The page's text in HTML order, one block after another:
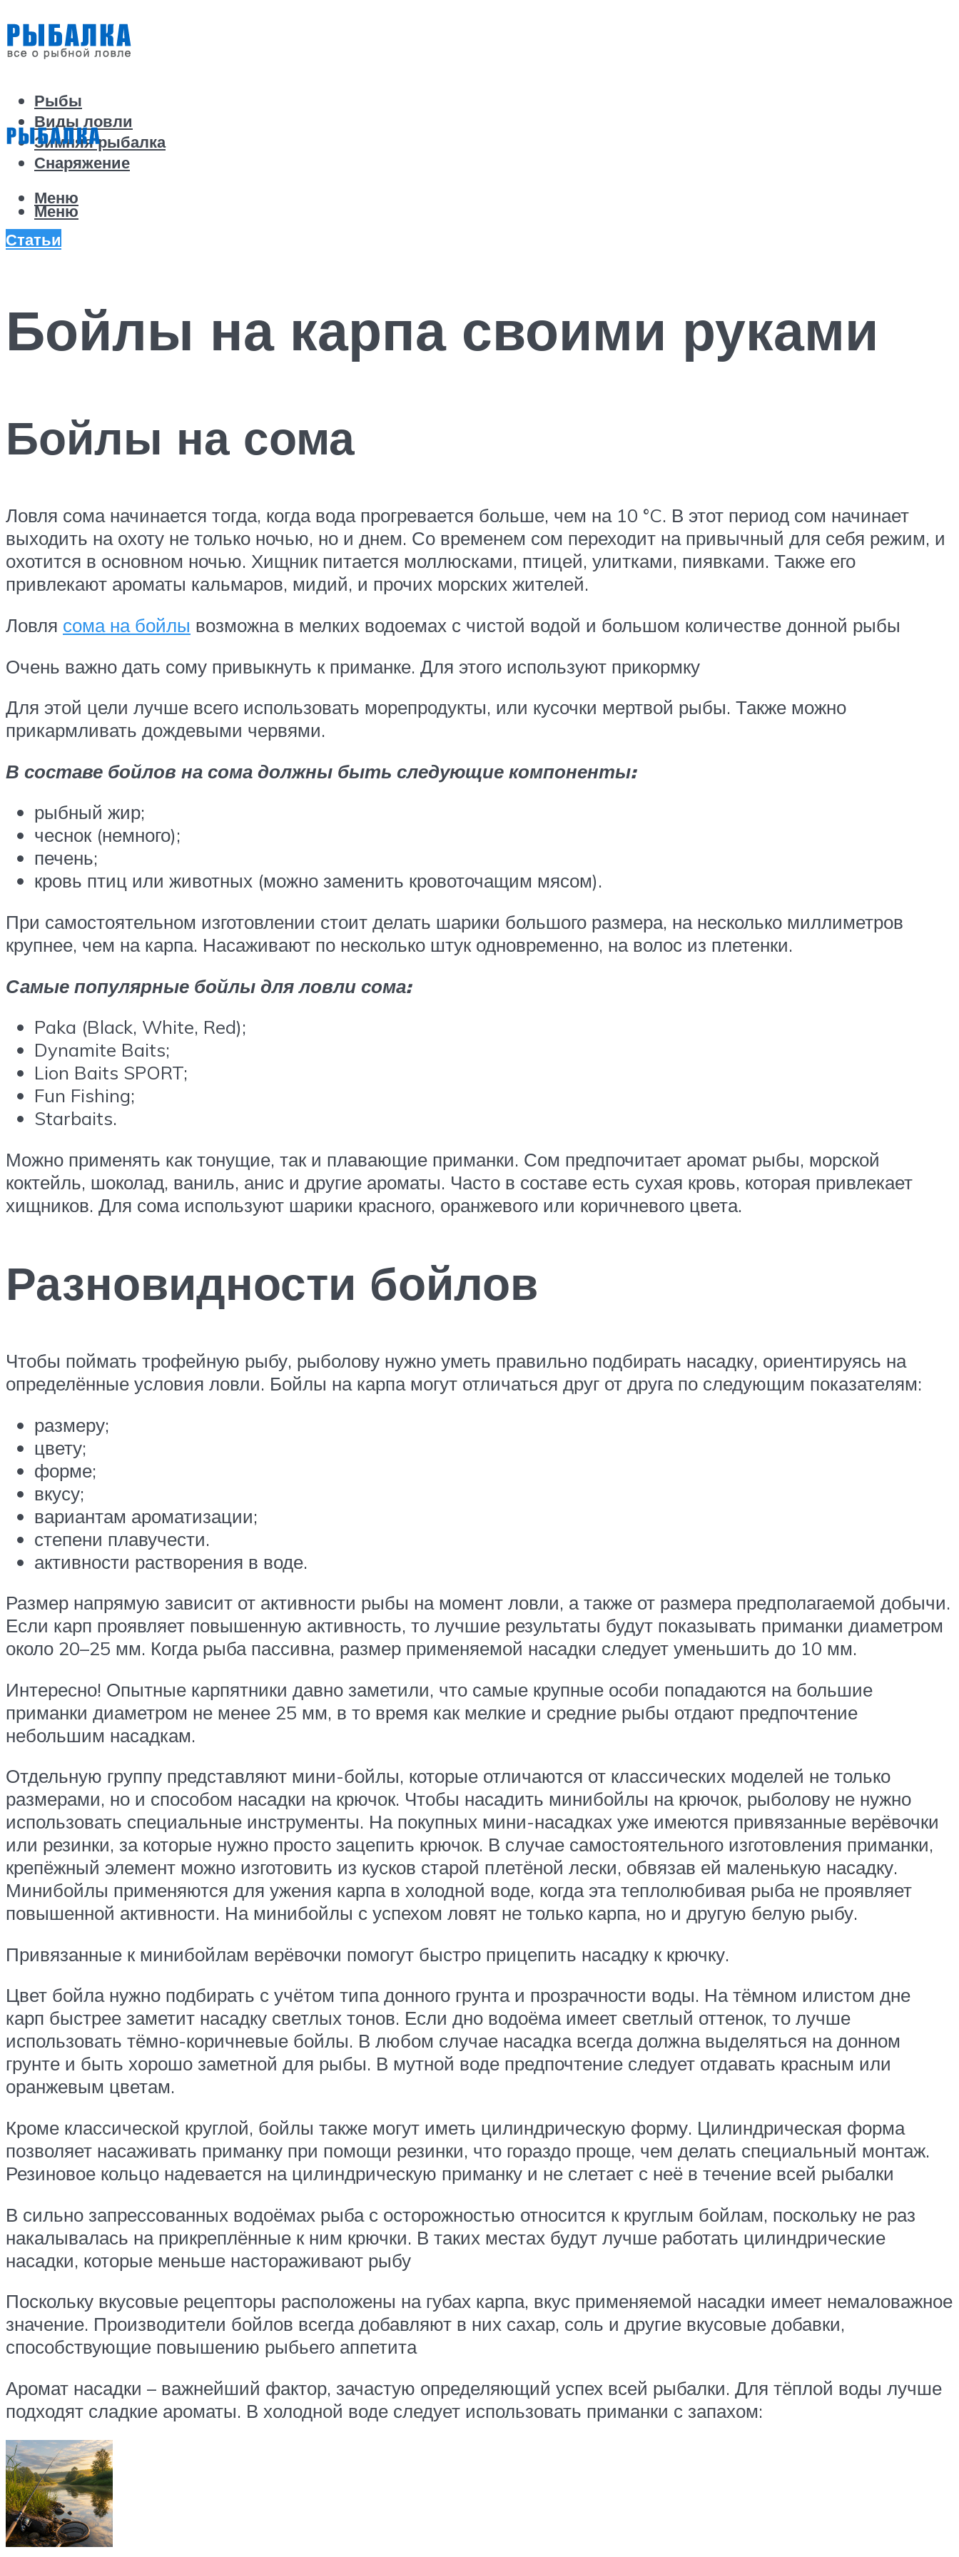
Рыбы
Виды ловли
Зимняя рыбалка
Снаряжение
Меню
Меню
Статьи
Бойлы на карпа своими руками
Бойлы на сома
Ловля сома начинается тогда, когда вода прогревается больше, чем на 10 °C. В этот период сом начинает
выходить на охоту не только ночью, но и днем. Со временем сом переходит на привычный для себя режим, и
охотится в основном ночью. Хищник питается моллюсками, птицей, улитками, пиявками. Также его
привлекают ароматы кальмаров, мидий, и прочих морских жителей.
Ловля сома на бойлы возможна в мелких водоемах с чистой водой и большом количестве донной рыбы
Очень важно дать сому привыкнуть к приманке. Для этого используют прикормку
Для этой цели лучше всего использовать морепродукты, или кусочки мертвой рыбы. Также можно
прикармливать дождевыми червями.
В составе бойлов на сома должны быть следующие компоненты:
рыбный жир;
чеснок (немного);
печень;
кровь птиц или животных (можно заменить кровоточащим мясом).
При самостоятельном изготовлении стоит делать шарики большого размера, на несколько миллиметров
крупнее, чем на карпа. Насаживают по несколько штук одновременно, на волос из плетенки.
Самые популярные бойлы для ловли сома:
Paka (Black, White, Red);
Dynamite Baits;
Lion Baits SPORT;
Fun Fishing;
Starbaits.
Можно применять как тонущие, так и плавающие приманки. Сом предпочитает аромат рыбы, морской
коктейль, шоколад, ваниль, анис и другие ароматы. Часто в составе есть сухая кровь, которая привлекает
хищников. Для сома используют шарики красного, оранжевого или коричневого цвета.
Разновидности бойлов
Чтобы поймать трофейную рыбу, рыболову нужно уметь правильно подбирать насадку, ориентируясь на
определённые условия ловли. Бойлы на карпа могут отличаться друг от друга по следующим показателям:
размеру;
цвету;
форме;
вкусу;
вариантам ароматизации;
степени плавучести.
активности растворения в воде.
Размер напрямую зависит от активности рыбы на момент ловли, а также от размера предполагаемой добычи.
Если карп проявляет повышенную активность, то лучшие результаты будут показывать приманки диаметром
около 20–25 мм. Когда рыба пассивна, размер применяемой насадки следует уменьшить до 10 мм.
Интересно! Опытные карпятники давно заметили, что самые крупные особи попадаются на большие
приманки диаметром не менее 25 мм, в то время как мелкие и средние рыбы отдают предпочтение
небольшим насадкам.
Отдельную группу представляют мини-бойлы, которые отличаются от классических моделей не только
размерами, но и способом насадки на крючок. Чтобы насадить минибойлы на крючок, рыболову не нужно
использовать специальные инструменты. На покупных мини-насадках уже имеются привязанные верёвочки
или резинки, за которые нужно просто зацепить крючок. В случае самостоятельного изготовления приманки,
крепёжный элемент можно изготовить из кусков старой плетёной лески, обвязав ей маленькую насадку.
Минибойлы применяются для ужения карпа в холодной воде, когда эта теплолюбивая рыба не проявляет
повышенной активности. На минибойлы с успехом ловят не только карпа, но и другую белую рыбу.
Привязанные к минибойлам верёвочки помогут быстро прицепить насадку к крючку.
Цвет бойла нужно подбирать с учётом типа донного грунта и прозрачности воды. На тёмном илистом дне
карп быстрее заметит насадку светлых тонов. Если дно водоёма имеет светлый оттенок, то лучше
использовать тёмно-коричневые бойлы. В любом случае насадка всегда должна выделяться на донном
грунте и быть хорошо заметной для рыбы. В мутной воде предпочтение следует отдавать красным или
оранжевым цветам.
Кроме классической круглой, бойлы также могут иметь цилиндрическую форму. Цилиндрическая форма
позволяет насаживать приманку при помощи резинки, что гораздо проще, чем делать специальный монтаж.
Резиновое кольцо надевается на цилиндрическую приманку и не слетает с неё в течение всей рыбалки
В сильно запрессованных водоёмах рыба с осторожностью относится к круглым бойлам, поскольку не раз
накалывалась на прикреплённые к ним крючки. В таких местах будут лучше работать цилиндрические
насадки, которые меньше настораживают рыбу
Поскольку вкусовые рецепторы расположены на губах карпа, вкус применяемой насадки имеет немаловажное
значение. Производители бойлов всегда добавляют в них сахар, соль и другие вкусовые добавки,
способствующие повышению рыбьего аппетита
Аромат насадки – важнейший фактор, зачастую определяющий успех всей рыбалки. Для тёплой воды лучше
подходят сладкие ароматы. В холодной воде следует использовать приманки с запахом: